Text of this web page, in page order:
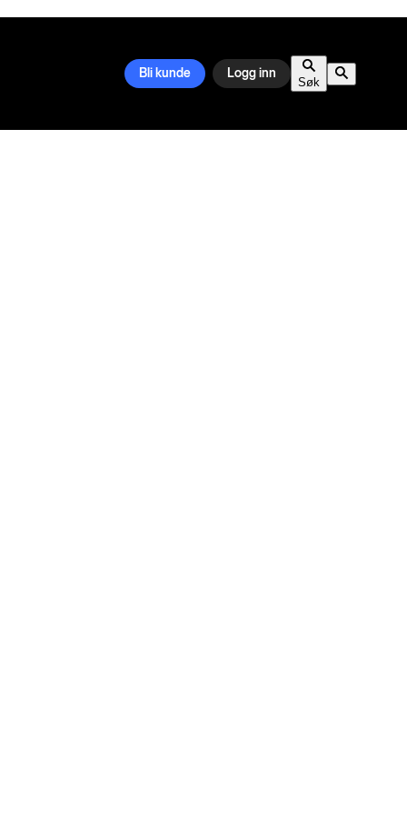
Bli kunde Logg inn
Søk